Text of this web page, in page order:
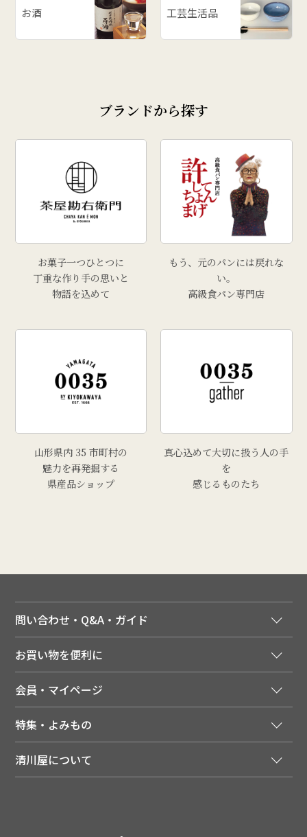
お酒 工芸生活品
ブランドから探す
お菓子一つひとつに
丁重な作り手の思いと
物語を込めて
もう、元のパンには戻れな
い。
高級食パン専門店
山形県内 35 市町村の
魅力を再発掘する
県産品ショップ
真心込めて大切に扱う人の手
を
感じるものたち
問い合わせ・Q&A・ガイド
ご利用ガイド
領収書について
送料について
配達日について
返品について
お買い物を便利に
季節のカタログを無料でお届け
店舗・ECポイント共通アプリ
LINEお友だち登録
会員・マイページ
会員特典について
注文履歴
特集・よみもの
メディア掲載商品
清川屋について